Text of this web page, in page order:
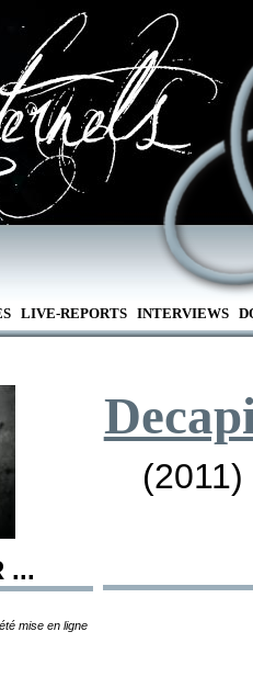
LIVE-REPORTS INTERVIEWS
...
mise en ligne